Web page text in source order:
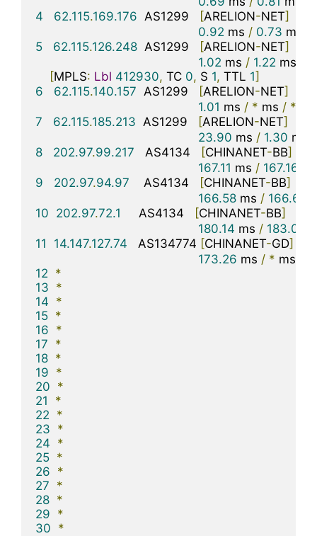
4
62.115.169.176
  AS1299
[ARELION-NET]
0.92 ms / 0.73 ms
5
62.115.126.248
  AS1299
[ARELION-NET]
1.02 ms / 1.22 ms
[MPLS: Lbl 412930, TC 0, S 1, TTL 1]
6
62.115.140.157
  AS1299
[ARELION-NET]
1.01 ms / * ms / *
7
62.115.185.213
  AS1299
[ARELION-NET]
23.90 ms / 1.30 ms
8
202.97.99.217
   AS4134
[CHINANET-BB]
167.11 ms / 167.16
9
202.97.94.97
    AS4134
[CHINANET-BB]
166.58 ms / 166.61
10 202.97.72.1
     AS4134
[CHINANET-BB]
180.14 ms / 183.06
11
14.147.127.74
   AS134774
[CHINANET-GD]
173.26 ms / * ms
12 *
13 *
14 *
15 *
16 *
17 *
18 *
19 *
20 *
21
*
22 *
23 *
24 *
25 *
26 *
27 *
28 *
29 *
30 *